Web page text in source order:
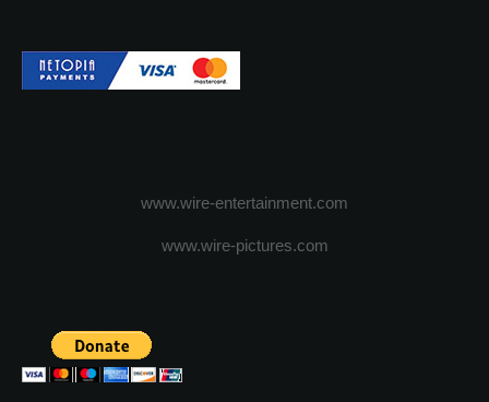
www.wire-entertainment.com
www.wire-pictures.com